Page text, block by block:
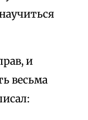
и
весьма